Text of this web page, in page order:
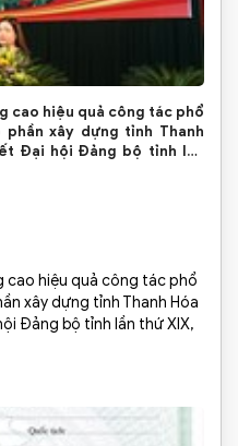
cao hiệu quả công tác phổ
xây dựng tỉnh Thanh
Đại hội Đảng bộ tỉnh lần
cao hiệu quả công tác phổ
xây dựng tỉnh Thanh Hóa
Đảng bộ tỉnh lần thứ XIX,